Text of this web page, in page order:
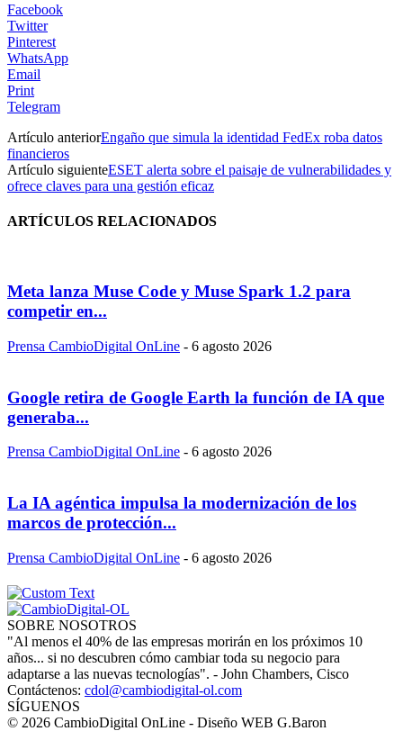
Facebook
Twitter
Pinterest
WhatsApp
Email
Print
Telegram
Artículo anteriorEngaño que simula la identidad FedEx roba datos
financieros
Artículo siguienteESET alerta sobre el paisaje de vulnerabilidades y
ofrece claves para una gestión eficaz
ARTÍCULOS RELACIONADOS
Meta lanza Muse Code y Muse Spark 1.2 para
competir en...
Prensa CambioDigital OnLine - 6 agosto 2026
Google retira de Google Earth la función de IA que
generaba...
Prensa CambioDigital OnLine - 6 agosto 2026
La IA agéntica impulsa la modernización de los
marcos de protección...
Prensa CambioDigital OnLine - 6 agosto 2026
SOBRE NOSOTROS
"Al menos el 40% de las empresas morirán en los próximos 10
años... si no descubren cómo cambiar toda su negocio para
adaptarse a las nuevas tecnologías". - John Chambers, Cisco
Contáctenos: cdol@cambiodigital-ol.com
SÍGUENOS
© 2026 CambioDigital OnLine - Diseño WEB G.Baron